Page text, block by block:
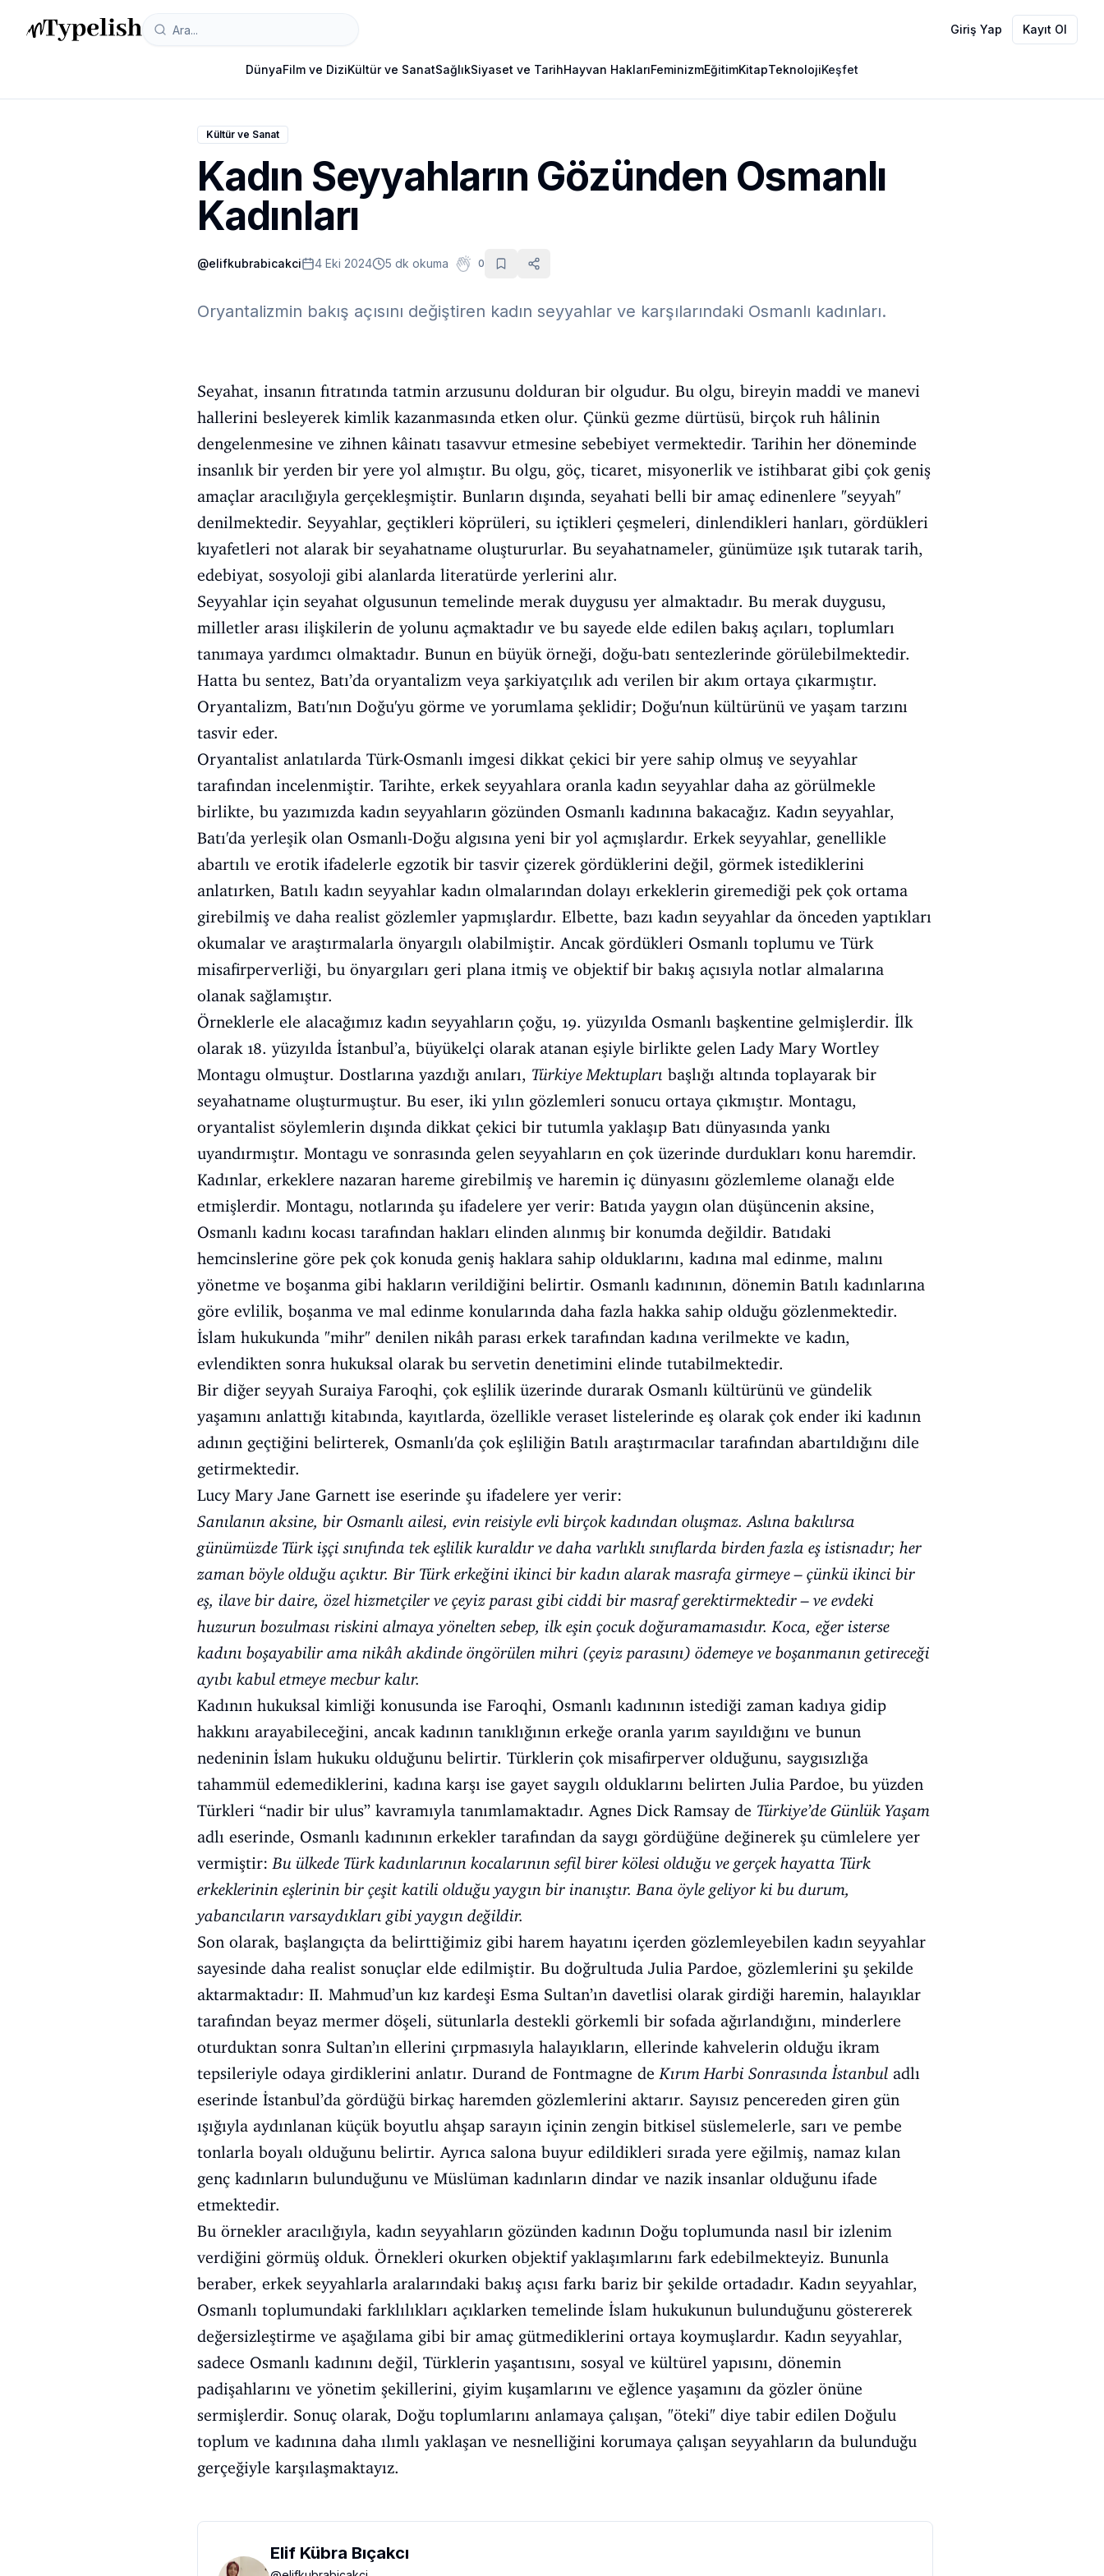
Giriş Yap Kayıt Ol
DünyaFilm ve DiziKültür ve SanatSağlıkSiyaset ve TarihHayvan HaklarıFeminizmEğitimKitapTeknolojiKeşfet
Kültür ve Sanat
Kadın Seyyahların Gözünden Osmanlı
Kadınları
@elifkubrabicakci 4 Eki 2024 5 dk okuma 0
Oryantalizmin bakış açısını değiştiren kadın seyyahlar ve karşılarındaki Osmanlı kadınları.
Seyahat, insanın fıtratında tatmin arzusunu dolduran bir olgudur. Bu olgu, bireyin maddi ve manevi
hallerini besleyerek kimlik kazanmasında etken olur. Çünkü gezme dürtüsü, birçok ruh hâlinin
dengelenmesine ve zihnen kâinatı tasavvur etmesine sebebiyet vermektedir. Tarihin her döneminde
insanlık bir yerden bir yere yol almıştır. Bu olgu, göç, ticaret, misyonerlik ve istihbarat gibi çok geniş
amaçlar aracılığıyla gerçekleşmiştir. Bunların dışında, seyahati belli bir amaç edinenlere "seyyah"
denilmektedir. Seyyahlar, geçtikleri köprüleri, su içtikleri çeşmeleri, dinlendikleri hanları, gördükleri
kıyafetleri not alarak bir seyahatname oluştururlar. Bu seyahatnameler, günümüze ışık tutarak tarih,
edebiyat, sosyoloji gibi alanlarda literatürde yerlerini alır.
Seyyahlar için seyahat olgusunun temelinde merak duygusu yer almaktadır. Bu merak duygusu,
milletler arası ilişkilerin de yolunu açmaktadır ve bu sayede elde edilen bakış açıları, toplumları
tanımaya yardımcı olmaktadır. Bunun en büyük örneği, doğu-batı sentezlerinde görülebilmektedir.
Hatta bu sentez, Batı’da oryantalizm veya şarkiyatçılık adı verilen bir akım ortaya çıkarmıştır.
Oryantalizm, Batı'nın Doğu'yu görme ve yorumlama şeklidir; Doğu'nun kültürünü ve yaşam tarzını
tasvir eder.
Oryantalist anlatılarda Türk-Osmanlı imgesi dikkat çekici bir yere sahip olmuş ve seyyahlar
tarafından incelenmiştir. Tarihte, erkek seyyahlara oranla kadın seyyahlar daha az görülmekle
birlikte, bu yazımızda kadın seyyahların gözünden Osmanlı kadınına bakacağız. Kadın seyyahlar,
Batı'da yerleşik olan Osmanlı-Doğu algısına yeni bir yol açmışlardır. Erkek seyyahlar, genellikle
abartılı ve erotik ifadelerle egzotik bir tasvir çizerek gördüklerini değil, görmek istediklerini
anlatırken, Batılı kadın seyyahlar kadın olmalarından dolayı erkeklerin giremediği pek çok ortama
girebilmiş ve daha realist gözlemler yapmışlardır. Elbette, bazı kadın seyyahlar da önceden yaptıkları
okumalar ve araştırmalarla önyargılı olabilmiştir. Ancak gördükleri Osmanlı toplumu ve Türk
misafirperverliği, bu önyargıları geri plana itmiş ve objektif bir bakış açısıyla notlar almalarına
olanak sağlamıştır.
Örneklerle ele alacağımız kadın seyyahların çoğu, 19. yüzyılda Osmanlı başkentine gelmişlerdir. İlk
olarak 18. yüzyılda İstanbul’a, büyükelçi olarak atanan eşiyle birlikte gelen Lady Mary Wortley
Montagu olmuştur. Dostlarına yazdığı anıları, Türkiye Mektupları başlığı altında toplayarak bir
seyahatname oluşturmuştur. Bu eser, iki yılın gözlemleri sonucu ortaya çıkmıştır. Montagu,
oryantalist söylemlerin dışında dikkat çekici bir tutumla yaklaşıp Batı dünyasında yankı
uyandırmıştır. Montagu ve sonrasında gelen seyyahların en çok üzerinde durdukları konu haremdir.
Kadınlar, erkeklere nazaran hareme girebilmiş ve haremin iç dünyasını gözlemleme olanağı elde
etmişlerdir. Montagu, notlarında şu ifadelere yer verir: Batıda yaygın olan düşüncenin aksine,
Osmanlı kadını kocası tarafından hakları elinden alınmış bir konumda değildir. Batıdaki
hemcinslerine göre pek çok konuda geniş haklara sahip olduklarını, kadına mal edinme, malını
yönetme ve boşanma gibi hakların verildiğini belirtir. Osmanlı kadınının, dönemin Batılı kadınlarına
göre evlilik, boşanma ve mal edinme konularında daha fazla hakka sahip olduğu gözlenmektedir.
İslam hukukunda "mihr" denilen nikâh parası erkek tarafından kadına verilmekte ve kadın,
evlendikten sonra hukuksal olarak bu servetin denetimini elinde tutabilmektedir.
Bir diğer seyyah Suraiya Faroqhi, çok eşlilik üzerinde durarak Osmanlı kültürünü ve gündelik
yaşamını anlattığı kitabında, kayıtlarda, özellikle veraset listelerinde eş olarak çok ender iki kadının
adının geçtiğini belirterek, Osmanlı'da çok eşliliğin Batılı araştırmacılar tarafından abartıldığını dile
getirmektedir.
Lucy Mary Jane Garnett ise eserinde şu ifadelere yer verir:
Sanılanın aksine, bir Osmanlı ailesi, evin reisiyle evli birçok kadından oluşmaz. Aslına bakılırsa
günümüzde Türk işçi sınıfında tek eşlilik kuraldır ve daha varlıklı sınıflarda birden fazla eş istisnadır; her
zaman böyle olduğu açıktır. Bir Türk erkeğini ikinci bir kadın alarak masrafa girmeye – çünkü ikinci bir
eş, ilave bir daire, özel hizmetçiler ve çeyiz parası gibi ciddi bir masraf gerektirmektedir – ve evdeki
huzurun bozulması riskini almaya yönelten sebep, ilk eşin çocuk doğuramamasıdır. Koca, eğer isterse
kadını boşayabilir ama nikâh akdinde öngörülen mihri (çeyiz parasını) ödemeye ve boşanmanın getireceği
ayıbı kabul etmeye mecbur kalır.
Kadının hukuksal kimliği konusunda ise Faroqhi, Osmanlı kadınının istediği zaman kadıya gidip
hakkını arayabileceğini, ancak kadının tanıklığının erkeğe oranla yarım sayıldığını ve bunun
nedeninin İslam hukuku olduğunu belirtir. Türklerin çok misafirperver olduğunu, saygısızlığa
tahammül edemediklerini, kadına karşı ise gayet saygılı olduklarını belirten Julia Pardoe, bu yüzden
Türkleri “nadir bir ulus” kavramıyla tanımlamaktadır. Agnes Dick Ramsay de Türkiye’de Günlük Yaşam
adlı eserinde, Osmanlı kadınının erkekler tarafından da saygı gördüğüne değinerek şu cümlelere yer
vermiştir:Bu ülkede Türk kadınlarının kocalarının sefil birer kölesi olduğu ve gerçek hayatta Türk
erkeklerinin eşlerinin bir çeşit katili olduğu yaygın bir inanıştır. Bana öyle geliyor ki bu durum,
yabancıların varsaydıkları gibi yaygın değildir.
Son olarak, başlangıçta da belirttiğimiz gibi harem hayatını içerden gözlemleyebilen kadın seyyahlar
sayesinde daha realist sonuçlar elde edilmiştir. Bu doğrultuda Julia Pardoe, gözlemlerini şu şekilde
aktarmaktadır: II. Mahmud’un kız kardeşi Esma Sultan’ın davetlisi olarak girdiği haremin, halayıklar
tarafından beyaz mermer döşeli, sütunlarla destekli görkemli bir sofada ağırlandığını, minderlere
oturduktan sonra Sultan’ın ellerini çırpmasıyla halayıkların, ellerinde kahvelerin olduğu ikram
tepsileriyle odaya girdiklerini anlatır. Durand de Fontmagne deKırım Harbi Sonrasında İstanbul adlı
eserinde İstanbul’da gördüğü birkaç haremden gözlemlerini aktarır. Sayısız pencereden giren gün
ışığıyla aydınlanan küçük boyutlu ahşap sarayın içinin zengin bitkisel süslemelerle, sarı ve pembe
tonlarla boyalı olduğunu belirtir. Ayrıca salona buyur edildikleri sırada yere eğilmiş, namaz kılan
genç kadınların bulunduğunu ve Müslüman kadınların dindar ve nazik insanlar olduğunu ifade
etmektedir.
Bu örnekler aracılığıyla, kadın seyyahların gözünden kadının Doğu toplumunda nasıl bir izlenim
verdiğini görmüş olduk. Örnekleri okurken objektif yaklaşımlarını fark edebilmekteyiz. Bununla
beraber, erkek seyyahlarla aralarındaki bakış açısı farkı bariz bir şekilde ortadadır. Kadın seyyahlar,
Osmanlı toplumundaki farklılıkları açıklarken temelinde İslam hukukunun bulunduğunu göstererek
değersizleştirme ve aşağılama gibi bir amaç gütmediklerini ortaya koymuşlardır. Kadın seyyahlar,
sadece Osmanlı kadınını değil, Türklerin yaşantısını, sosyal ve kültürel yapısını, dönemin
padişahlarını ve yönetim şekillerini, giyim kuşamlarını ve eğlence yaşamını da gözler önüne
sermişlerdir. Sonuç olarak, Doğu toplumlarını anlamaya çalışan, "öteki" diye tabir edilen Doğulu
toplum ve kadınına daha ılımlı yaklaşan ve nesnelliğini korumaya çalışan seyyahların da bulunduğu
gerçeğiyle karşılaşmaktayız.
Elif Kübra Bıçakcı